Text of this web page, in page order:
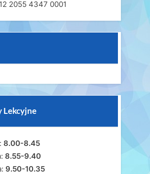
2055 4347 0001
Lekcyjne
8.00-8.45
8.55-9.40
9.50-10.35